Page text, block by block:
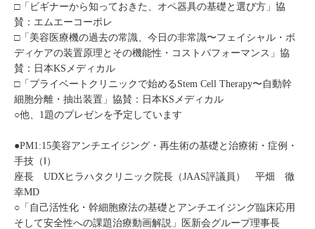
□「ビギナーから知っておきた、オペ器具の基礎と選び方」協
賛：エムエーコーポレ
□「美容医療機の過去の常識、今日の非常識〜フェイシャル・ボ
ディケアの装置原理とその機能性・コストパフォーマンス」協
賛：日本KSメディカル
□「プライベートクリニックで始めるStem Cell Therapy〜自動幹
細胞分離・抽出装置」協賛：日本KSメディカル
○他、1題のプレゼンを予定しています
●PM1:15美容アンチエイジング・再生術の基礎と治療術・症例・
手技（Ⅰ）
座長 UDXヒラハタクリニック院長（JAAS評議員） 平畑 徹
幸MD
○「自己活性化・幹細胞療法の基礎とアンチエイジング臨床応用
そして安全性への課題治療動画解説」医新会グループ理事長